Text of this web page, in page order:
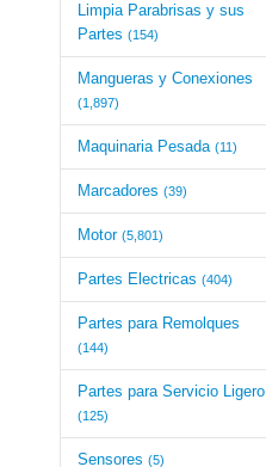
Limpia Parabrisas y sus
Partes (154)
Mangueras y Conexiones
(1,897)
Maquinaria Pesada (11)
Marcadores (39)
Motor (5,801)
Partes Electricas (404)
Partes para Remolques
(144)
Partes para Servicio Ligero
(125)
Sensores (5)